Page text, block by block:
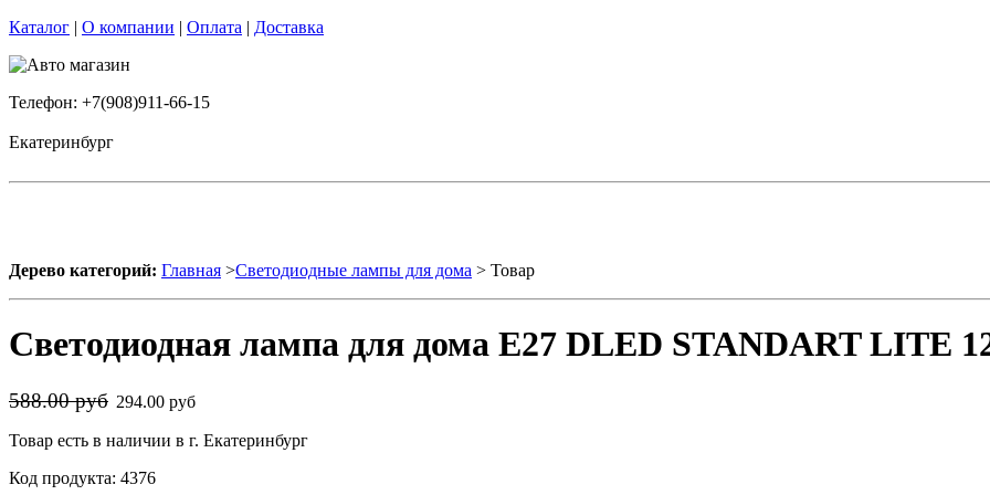
Каталог | О компании | Оплата | Доставка
Телефон: +7(908)911-66-15
Екатеринбург
Дерево категорий: Главная >Светодиодные лампы для дома > Товар
Светодиодная лампа для дома E27 DLED STANDART LITE
588.00 руб 294.00 руб
Товар есть в наличии в г. Екатеринбург
Код продукта: 4376